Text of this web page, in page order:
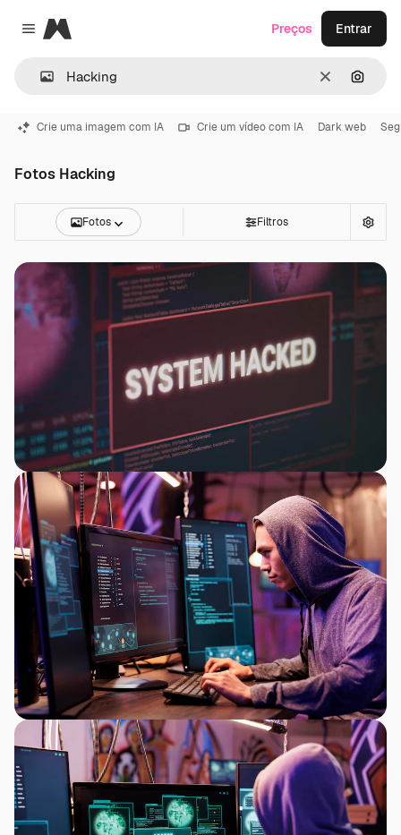
Close menu
Magnific
Limpar
Preços Entrar
Crie uma imagem com IA Crie um vídeo com IA Dark web
Fotos Hacking
Fotos Filtros